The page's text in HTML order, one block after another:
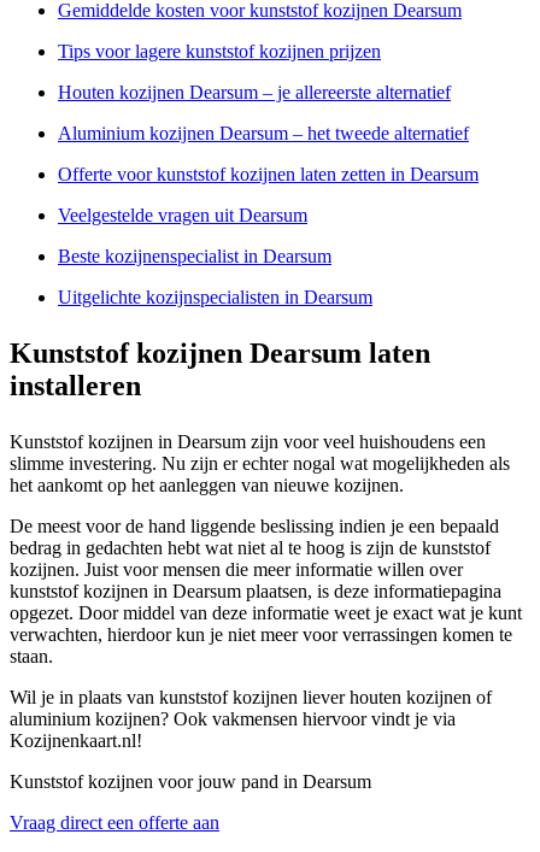
Gemiddelde kosten voor kunststof kozijnen Dearsum
Tips voor lagere kunststof kozijnen prijzen
Houten kozijnen Dearsum – je allereerste alternatief
Aluminium kozijnen Dearsum – het tweede alternatief
Offerte voor kunststof kozijnen laten zetten in Dearsum
Veelgestelde vragen uit Dearsum
Beste kozijnenspecialist in Dearsum
Uitgelichte kozijnspecialisten in Dearsum
Kunststof kozijnen Dearsum laten
installeren
Kunststof kozijnen in Dearsum zijn voor veel huishoudens een
slimme investering. Nu zijn er echter nogal wat mogelijkheden als
het aankomt op het aanleggen van nieuwe kozijnen.
De meest voor de hand liggende beslissing indien je een bepaald
bedrag in gedachten hebt wat niet al te hoog is zijn de kunststof
kozijnen. Juist voor mensen die meer informatie willen over
kunststof kozijnen in Dearsum plaatsen, is deze informatiepagina
opgezet. Door middel van deze informatie weet je exact wat je kunt
verwachten, hierdoor kun je niet meer voor verrassingen komen te
staan.
Wil je in plaats van kunststof kozijnen liever houten kozijnen of
aluminium kozijnen? Ook vakmensen hiervoor vindt je via
Kozijnenkaart.nl!
Kunststof kozijnen voor jouw pand in Dearsum
Vraag direct een offerte aan